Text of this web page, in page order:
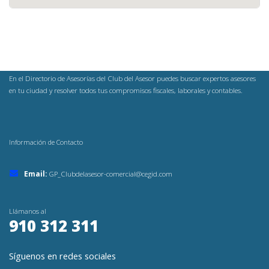
En el Directorio de Asesorías del Club del Asesor puedes buscar expertos asesores
en tu ciudad y resolver todos tus compromisos fiscales, laborales y contables.
Información de Contacto
Email: GP_Clubdelasesor-comercial@cegid.com
Llámanos al
910 312 311
Síguenos en redes sociales